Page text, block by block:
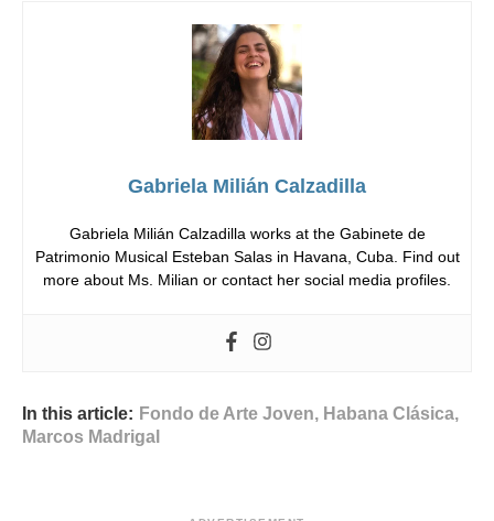
Gabriela Milián Calzadilla
Gabriela Milián Calzadilla works at the Gabinete de
Patrimonio Musical Esteban Salas in Havana, Cuba. Find out
more about Ms. Milian or contact her social media profiles.
In this article: Fondo de Arte Joven, Habana Clásica,
Marcos Madrigal